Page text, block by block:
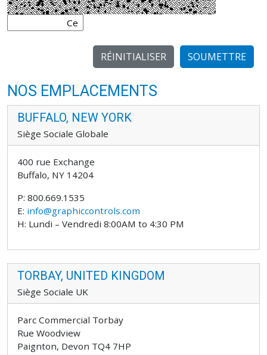
SOUMETTRE
NOS EMPLACEMENTS
BUFFALO, NEW YORK
Siège Sociale Globale
400 rue Exchange
Buffalo, NY 14204
P: 800.669.1535
E: info@graphiccontrols.com
H: Lundi – Vendredi 8:00AM to 4:30 PM
TORBAY, UNITED KINGDOM
Siège Sociale UK
Parc Commercial Torbay
Rue Woodview
Paignton, Devon TQ4 7HP